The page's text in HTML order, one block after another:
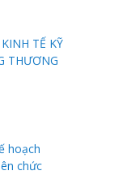
TẾ KỸ
THƯƠNG
hoạch
chức